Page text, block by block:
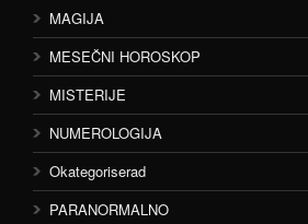
MAGIJA
MESEČNI HOROSKOP
MISTERIJE
NUMEROLOGIJA
Okategoriserad
PARANORMALNO